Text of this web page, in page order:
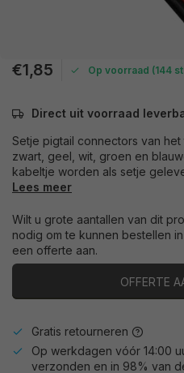
€1,85 Op voorraad (144
Direct uit voorraad
Setje pigtail connectors van
zwart, geel, wit, groen en
kabeltje worden als setje
Lees meer
Wilt u grote aantallen van dit
nodig om te kunnen bestellen
een offerte aan.
OFFERTE
Gratis retourneren
Op werkdagen vóór 14:00
verzonden en in 98% van